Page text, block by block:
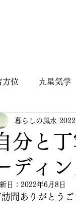
方位 九星気学
お客様の声
子どもと九
方位 干支九星
分と
ディ
暮らしの風水
日： 2022年6月8日
訪問ありがとう